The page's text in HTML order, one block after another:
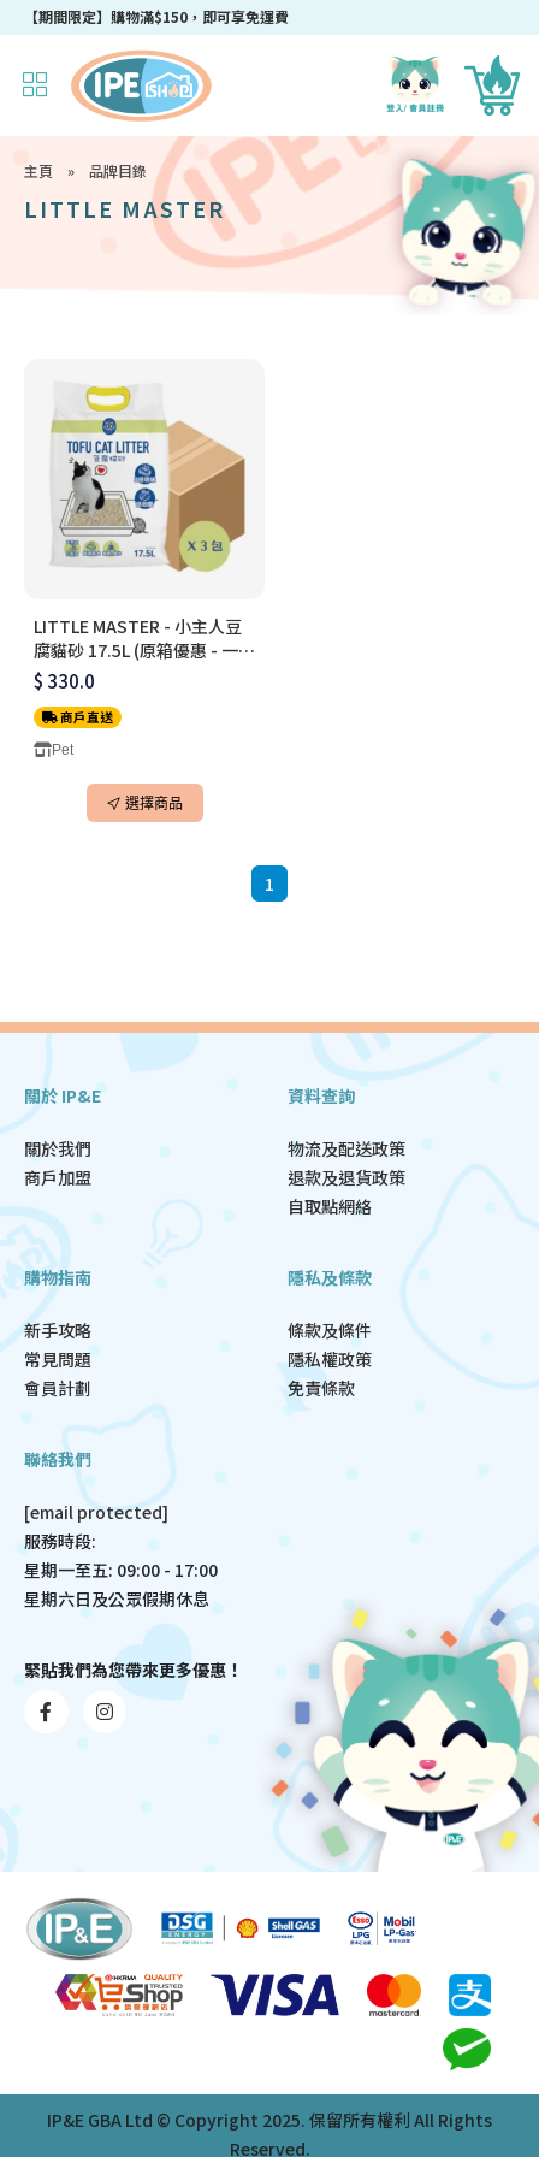
【期間限定】購物滿$150，即可享免運費
主頁 » 品牌目錄
LITTLE MASTER
LITTLE MASTER - 小主人豆
腐貓砂 17.5L (原箱優惠 - 一箱
三包)
$ 330.0
商戶直送
Pet
選擇商品
1
關於 IP&E
關於我們
商戶加盟
資料查詢
物流及配送政策
退款及退貨政策
自取點網絡
購物指南
新手攻略
常見問題
會員計劃
隱私及條款
條款及條件
隱私權政策
免責條款
聯絡我們
[email protected]
服務時段:
星期一至五: 09:00 - 17:00
星期六日及公眾假期休息
緊貼我們為您帶來更多優惠！
IP&E GBA Ltd © Copyright 2025. 保留所有權利 All Rights
Reserved.